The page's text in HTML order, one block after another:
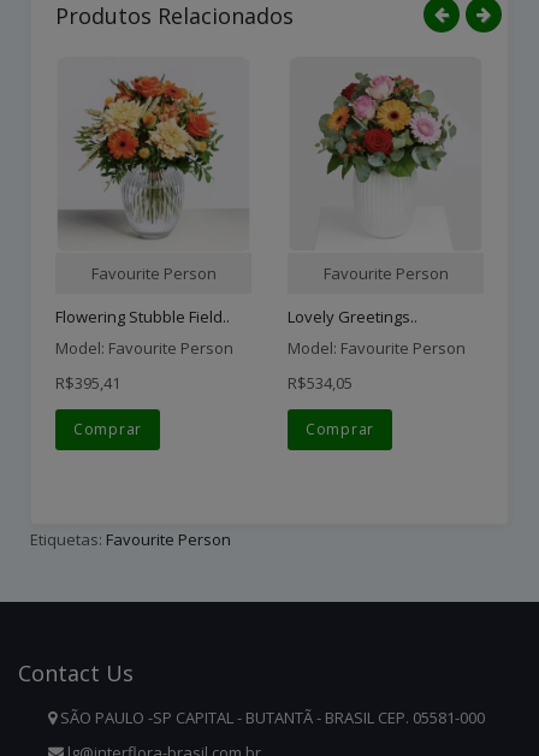
Produtos Relacionados
Favourite Person
Flowering Stubble Field..
Model: Favourite Person
R$395,41
Comprar
Favourite Person
Lovely Greetings..
Model: Favourite Person
R$534,05
Comprar
Etiquetas: Favourite Person
Contact Us
SÃO PAULO -SP CAPITAL - BUTANTÃ - BRASIL CEP. 05581-000